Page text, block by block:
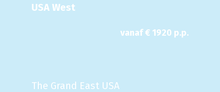
USA West
vanaf € 1920 p.p.
The Grand East USA